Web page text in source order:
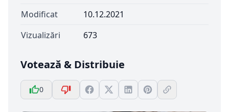
Modificat
10.12.2021
Vizualizări
673
Votează & Distribuie
0